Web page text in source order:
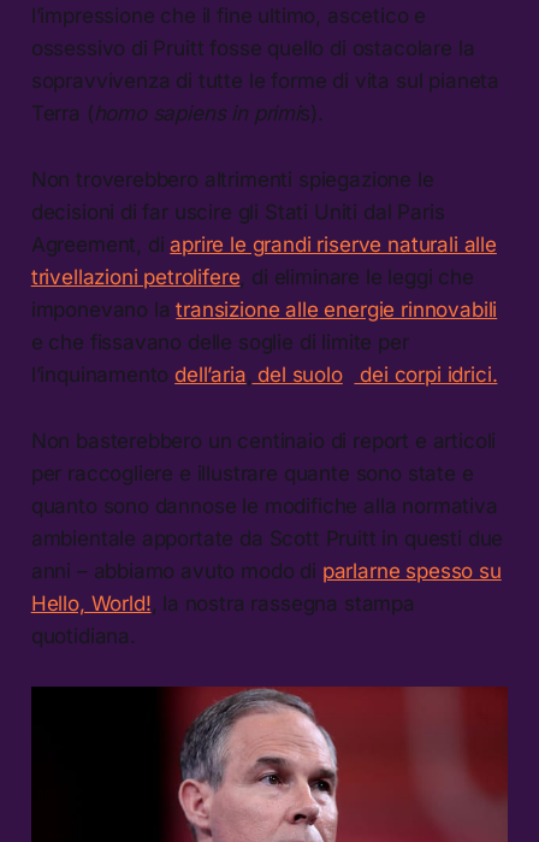
l’impressione che il fine ultimo, ascetico e
ossessivo di Pruitt fosse quello di ostacolare la
sopravvivenza di tutte le forme di vita sul pianeta
Terra (homo sapiens in primis).
Non troverebbero altrimenti spiegazione le
decisioni di far uscire gli Stati Uniti dal Paris
Agreement, diaprire le grandi riserve naturali alle
trivellazioni petrolifere , di eliminare le leggi che
imponevano latransizione alle energie rinnovabili
e che fissavano delle soglie di limite per
l’inquinamento dell’aria del suolo dei corpi idrici.
Non basterebbero un centinaio di report e articoli
per raccogliere e illustrare quante sono state e
quanto sono dannose le modifiche alla normativa
ambientale apportate da Scott Pruitt in questi due
anni – abbiamo avuto modo di parlarne spesso su
Hello, World! , la nostra rassegna stampa
quotidiana.